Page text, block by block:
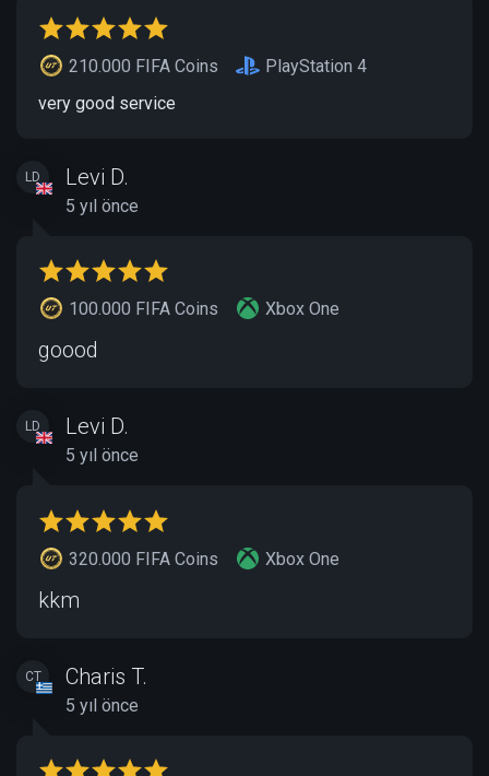
210.000 FIFA Coins
PlayStation 4
very good service
LD Levi D.
5 yıl önce
100.000 FIFA Coins Xbox One
goood
LD Levi D.
5 yıl önce
320.000 FIFA Coins Xbox One
kkm
CT Charis T.
5 yıl önce